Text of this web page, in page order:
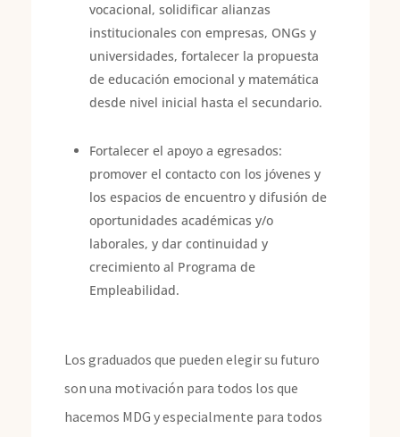
vocacional, solidificar alianzas
institucionales con empresas, ONGs y
universidades, fortalecer la propuesta
de educación emocional y matemática
desde nivel inicial hasta el secundario.
Fortalecer el apoyo a egresados:
promover el contacto con los jóvenes y
los espacios de encuentro y difusión de
oportunidades académicas y/o
laborales, y dar continuidad y
crecimiento al Programa de
Empleabilidad.
Los graduados que pueden elegir su futuro
son una motivación para todos los que
hacemos MDG y especialmente para todos